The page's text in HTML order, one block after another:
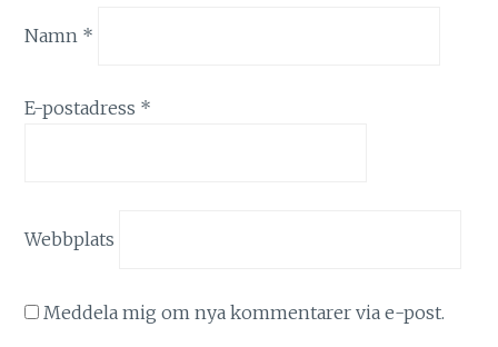
Namn *
E-postadress *
Webbplats
Meddela mig om nya kommentarer via e-post.